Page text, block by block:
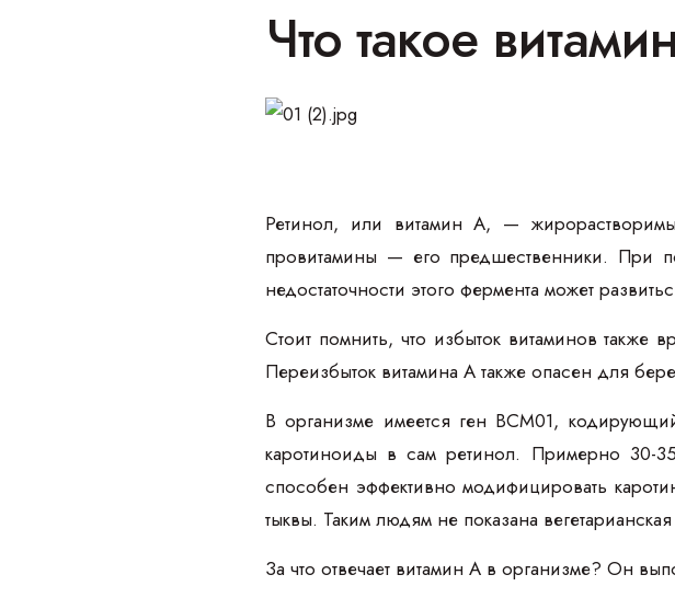
Что такое
Ретинол, или витамин А, —
провитамины — его предшественники. При
недостаточности этого фермента может
Стоит помнить, что избыток витаминов также
Переизбыток витамина А также опасен для
В организме имеется ген ВСМ01,
каротиноиды в сам ретинол. Примерно 30-
способен эффективно модифицировать
тыквы. Таким людям не показана
За что отвечает витамин А в организме? Он